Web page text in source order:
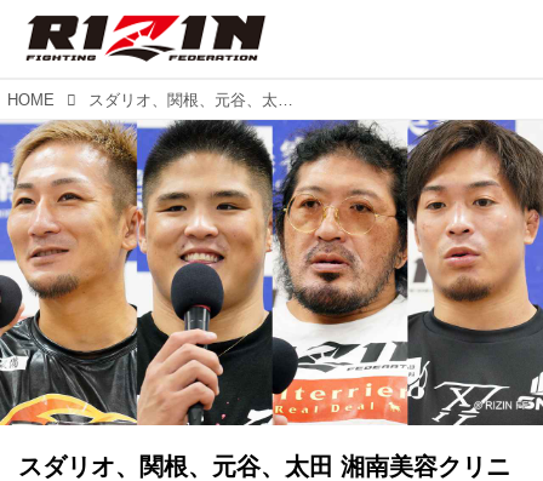
HOME スダリオ、関根、元谷、太田 湘南美容クリニック presents RIZIN.37 試合後インタビュー vol.4
スダリオ、関根、元谷、太田 湘南美容クリニ